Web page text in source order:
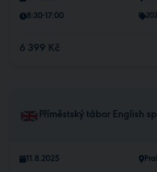
8:30-17:00
6 399 Kč
Příměstský tábor English
11.8.2025